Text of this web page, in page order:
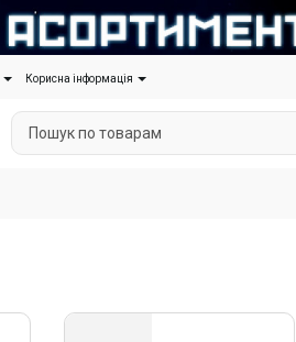
Корисна інформація